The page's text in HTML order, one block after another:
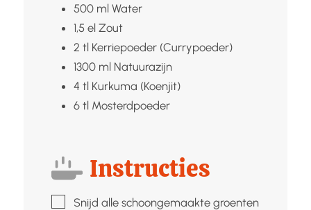
500 ml Water
1,5 el Zout
2 tl Kerriepoeder (Currypoeder)
1300 ml Natuurazijn
4 tl Kurkuma (Koenjit)
6 tl Mosterdpoeder
Instructies
▢Snijd alle schoongemaakte groenten